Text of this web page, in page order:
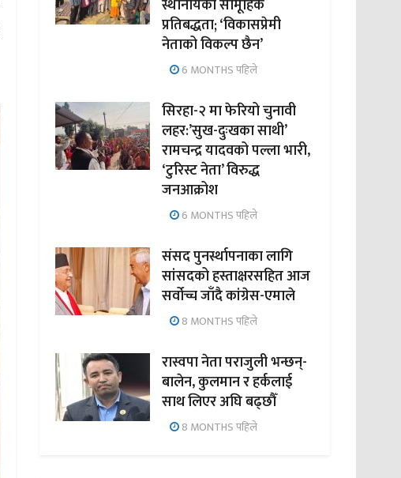
स्थानीयको सामूहिक
प्रतिबद्धता; ‘विकासप्रेमी
नेताको विकल्प छैन’
6 MONTHS पहिले
सिरहा-२ मा फेरियो चुनावी
लहर:’सुख-दुःखका साथी’
रामचन्द्र यादवको पल्ला भारी,
‘टुरिस्ट नेता’ विरुद्ध
जनआक्रोश
6 MONTHS पहिले
संसद पुनर्स्थापनाका लागि
सांसदको हस्ताक्षरसहित आज
सर्वोच्च जाँदै कांग्रेस-एमाले
8 MONTHS पहिले
रास्वपा नेता पराजुली भन्छन्-
बालेन, कुलमान र हर्कलाई
साथ लिएर अघि बढ्छौँ
8 MONTHS पहिले